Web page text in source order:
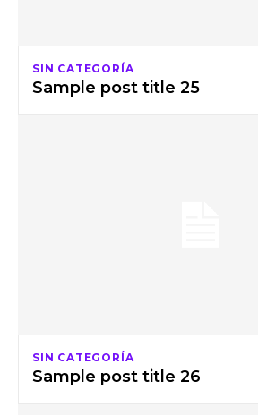
SIN CATEGORÍA
Sample post title 25
SIN CATEGORÍA
Sample post title 26